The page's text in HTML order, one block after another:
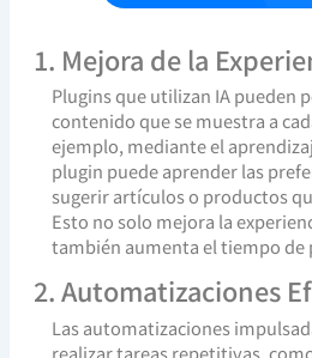
1. Mejora de la
Plugins que utilizan IA pueden
contenido que se muestra a
ejemplo, mediante el
plugin puede aprender las
sugerir artículos o productos
Esto no solo mejora la
también aumenta el tiempo de
2. Automatizaciones
Las automatizaciones
realizar tareas repetitivas,